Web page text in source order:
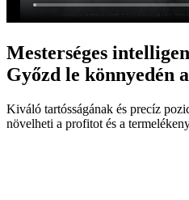
Mesterséges
Győzd le könnyedén
Kiváló tartósságának és precíz
növelheti a profitot és a